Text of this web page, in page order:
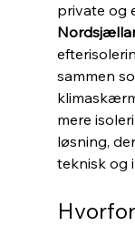
private og
sammen
mere
løsning,
teknisk og